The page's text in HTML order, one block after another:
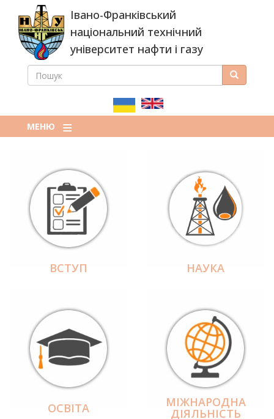
основного
вмісту
Івано-Франківський
національний технічний
університет нафти і газу
ПОШУКОВА
ПОШУК Пошук
МЕНЮ
ВСТУП НАУКА
ОСВІТА МІЖНАРОДНА
ДІЯЛЬНІCТЬ